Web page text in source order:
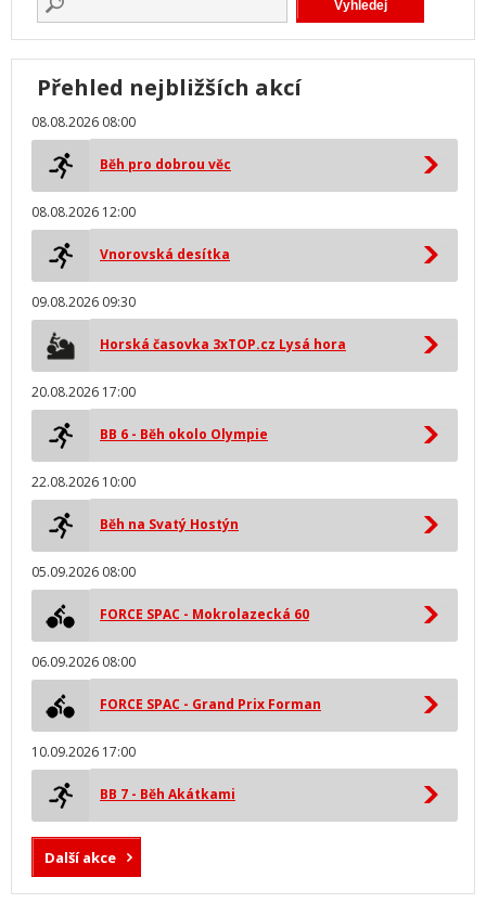
Přehled nejbližších akcí
08.08.2026 08:00
Běh pro dobrou věc
08.08.2026 12:00
Vnorovská desítka
09.08.2026 09:30
Horská časovka 3xTOP.cz Lysá hora
20.08.2026 17:00
BB 6 - Běh okolo Olympie
22.08.2026 10:00
Běh na Svatý Hostýn
05.09.2026 08:00
FORCE SPAC - Mokrolazecká 60
06.09.2026 08:00
FORCE SPAC - Grand Prix Forman
10.09.2026 17:00
BB 7 - Běh Akátkami
Další akce